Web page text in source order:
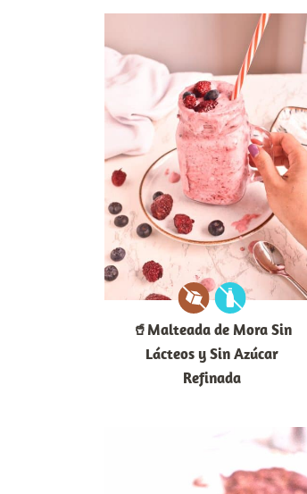
🥤Malteada de Mora Sin
Lácteos y Sin Azúcar
Refinada